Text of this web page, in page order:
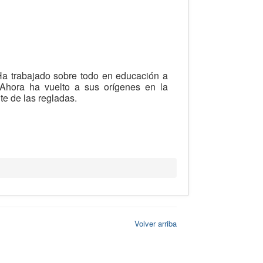
trabajado sobre todo en educación a
ha vuelto a sus orígenes en la
de las regladas.
Volver arriba